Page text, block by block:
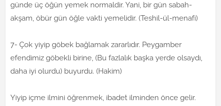
günde üç öğün yemek normaldir. Yani, bir gün sabah-
akşam, öbür gün öğle vakti yemelidir. (Teshil-ül-menafi)
7- Çok yiyip göbek bağlamak zararlıdır. Peygamber
efendimiz göbekli birine, (Bu fazlalık başka yerde olsaydı,
daha iyi olurdu) buyurdu. (Hakim)
Yiyip içme ilmini öğrenmek, ibadet ilminden önce gelir.